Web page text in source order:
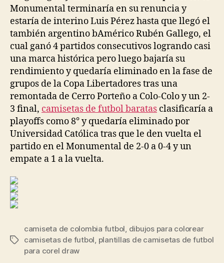
Monumental terminaría en su renuncia y
estaría de interino Luis Pérez hasta que llegó el
también argentino bAmérico Rubén Gallego, el
cual ganó 4 partidos consecutivos logrando casi
una marca histórica pero luego bajaría su
rendimiento y quedaría eliminado en la fase de
grupos de la Copa Libertadores tras una
remontada de Cerro Porteño a Colo-Colo y un 2-
3 final, camisetas de futbol baratas clasificaría a
playoffs como 8° y quedaría eliminado por
Universidad Católica tras que le den vuelta el
partido en el Monumental de 2-0 a 0-4 y un
empate a 1 a la vuelta.
Etiquetas
camiseta de colombia futbol, dibujos para colorear
camisetas de futbol, plantillas de camisetas de futbol
para corel draw